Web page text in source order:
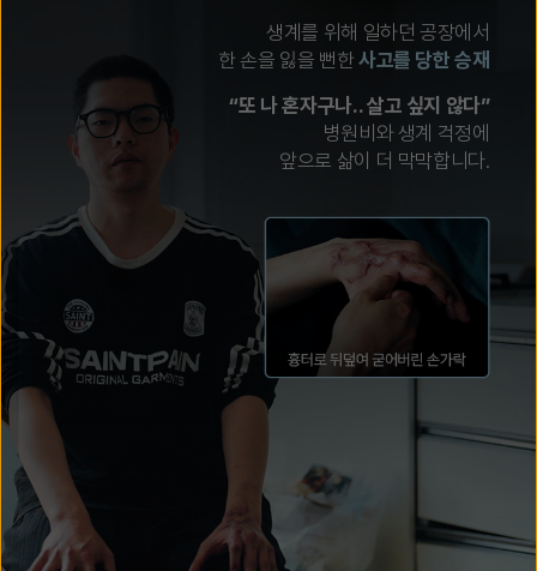
생계를 위해 일하던 공장에서
한 손을 잃을 뻔한 사고를 당한 승재
“또 나 혼자구나.. 살고 싶지 않다”
병원비와 생계 걱정에
앞으로 삶이 더 막막합니다.